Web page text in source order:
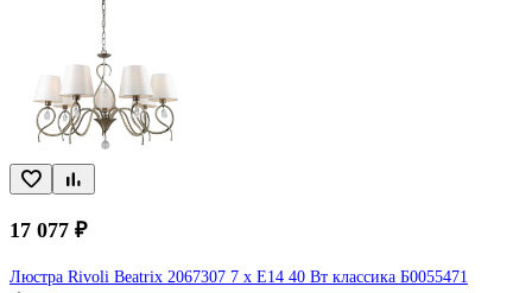
17 077 ₽
Люстра Rivoli Beatrix 2067307 7 х Е14 40 Вт классика Б0055471